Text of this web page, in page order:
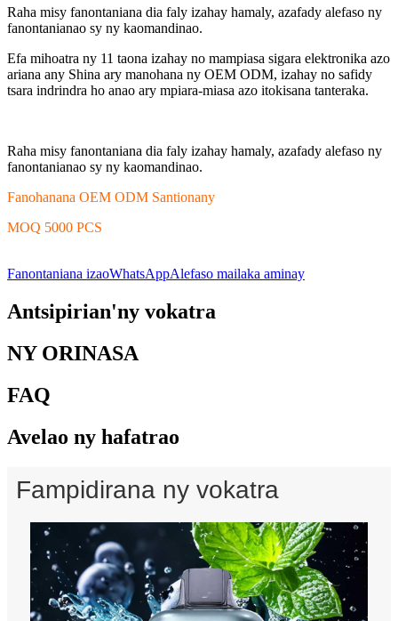
Raha misy fanontaniana dia faly izahay hamaly, azafady alefaso ny
fanontanianao sy ny kaomandinao.
Efa mihoatra ny 11 taona izahay no mampiasa sigara elektronika azo
ariana any Shina ary manohana ny OEM ODM, izahay no safidy
tsara indrindra ho anao ary mpiara-miasa azo itokisana tanteraka.
Raha misy fanontaniana dia faly izahay hamaly, azafady alefaso ny
fanontanianao sy ny kaomandinao.
Fanohanana OEM ODM Santionany
MOQ 5000 PCS
Fanontaniana izaoWhatsAppAlefaso mailaka aminay
Antsipirian'ny vokatra
NY ORINASA
FAQ
Avelao ny hafatrao
Fampidirana ny vokatra